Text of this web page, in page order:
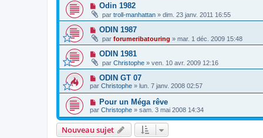
Odin 1982
par troll-manhattan » dim. 23 janv. 2011 16:55
ODIN 1987
par forumeribatouring » mar. 1 déc. 2009 15:48
ODIN 1981
par Christophe » ven. 10 avr. 2009 12:16
ODIN GT 07
par Christophe » lun. 7 janv. 2008 02:57
Pour un Méga rêve
par Christophe » sam. 3 mai 2008 14:34
Nouveau sujet